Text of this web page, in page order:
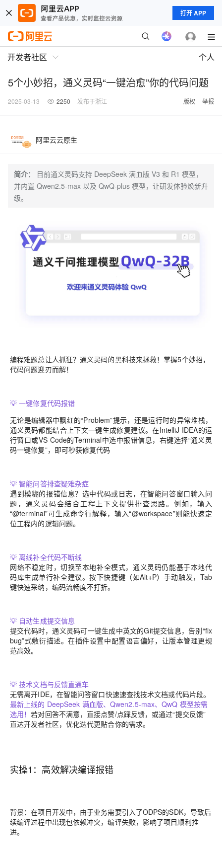
打开 APP
开发者社区 个人
5个小妙招，通义灵码“一键治愈”你的代码问题
2025-03-13 2250 发布于浙江 版权 举报
阿里云云原生
简介：
目前通义灵码支持 DeepSeek 满血版 V3 和 R1 模型，
并内置 Qwen2.5-max 以及 QwQ-plus 模型，让研发体验焕新升
级。
编程难题总让人抓狂？通义灵码的黑科技来拯救！掌握5个妙招，
代码问题迎刃而解！
💡 一键修复代码报错
无论是编辑器中飘红的“Problem”提示，还是运行时的异常堆栈，
通义灵码都能结合上下文一键生成修复建议。在IntelliJ IDEA的运
行窗口或VS Code的Terminal中选中报错信息，右键选择“通义灵
码一键修复”，即可秒获修复代码
💡智能问答排查疑难杂症
遇到模糊的报错信息？选中代码或日志，在智能问答窗口输入问
题，通义灵码会结合工程上下文提供排查思路。例如，输入
“@terminal”可生成命令行解释，输入“@workspace”则能快速定
位工程内的逻辑问题。
💡 离线补全代码不断线
网络不稳定时，切换至本地补全模式，通义灵码仍能基于本地代
码库生成单行补全建议。按下快捷键（如Alt+P）手动触发，Tab
键快速采纳，编码流畅度不打折。
💡 自动生成提交信息
提交代码时，通义灵码可一键生成中英文的Git提交信息，告别“fix
bug”式敷衍描述。在插件设置中配置语言偏好，让版本管理更规
范高效。
💡技术文档与反馈直通车
无需离开IDE，在智能问答窗口快速速查找技术文档或代码片段。
最新上线的 DeepSeek 满血版、Qwen2.5-max、QwQ 模型按需
选用！若对回答不满意，直接点赞/点踩反馈，或通过“提交反馈”
直达开发者社区，优化迭代更贴合你的需求。
实操1：高效解决编译报错
背景：在项目开发中，由于业务需要引入了ODPS的SDK，导致后
续编译过程中出现包依赖冲突，编译失败，影响了项目顺利推
进。